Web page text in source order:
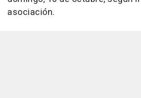
asociación.